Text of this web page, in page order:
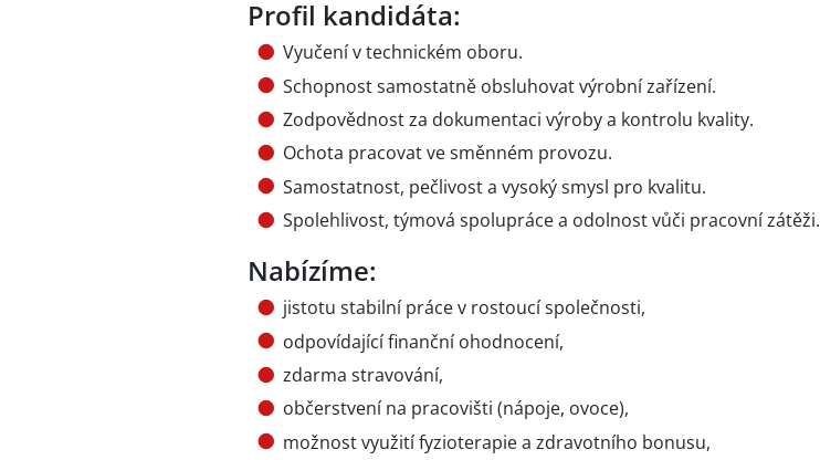
Profil kandidáta:
Vyučení v technickém oboru.
Schopnost samostatně obsluhovat výrobní zařízení.
Zodpovědnost za dokumentaci výroby a kontrolu kvality.
Ochota pracovat ve směnném provozu.
Samostatnost, pečlivost a vysoký smysl pro kvalitu.
Spolehlivost, týmová spolupráce a odolnost vůči pracovní zátěži.
Nabízíme:
jistotu stabilní práce v rostoucí společnosti,
odpovídající finanční ohodnocení,
zdarma stravování,
občerstvení na pracovišti (nápoje, ovoce),
možnost využití fyzioterapie a zdravotního bonusu,